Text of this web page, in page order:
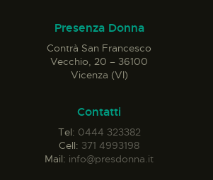
Presenza Donna
Contrà San Francesco
Vecchio, 20 – 36100
Vicenza (VI)
Contatti
Tel: 0444 323382
Cell: 371 4993198
Mail: info@presdonna.it